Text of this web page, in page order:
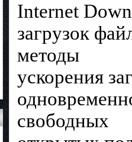
Internet
загрузок
методы
ускорения
свободных